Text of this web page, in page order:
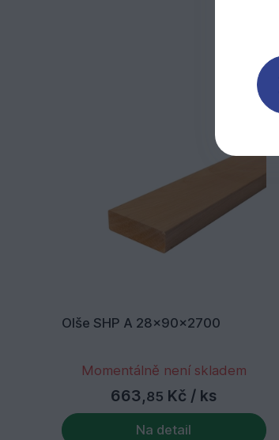
Olše SHP A 28x90x2700
Momentálně není skladem
663,85 Kč / ks
Na detail